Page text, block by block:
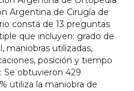
Argentina de Cirugía de
consta de 13 preguntas
que incluyen: grado de
maniobras utilizadas,
posición y tiempo
Se obtuvieron 429
utiliza la maniobra de